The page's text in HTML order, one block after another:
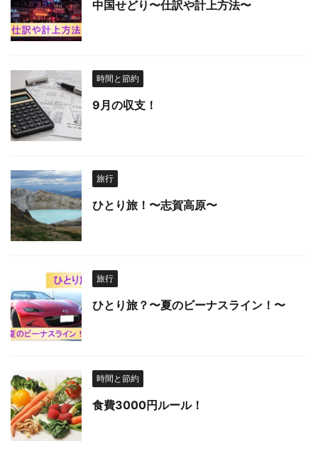
中国せどり〜仕訳や計上方法〜
時間と節約
9月の収支！
旅行
ひとり旅！〜志賀高原〜
旅行
ひとり旅？〜夏のビーナスライン！〜
時間と節約
食費3000円ルール！